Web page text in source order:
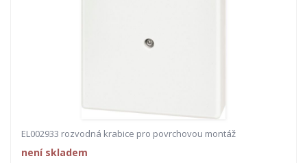
EL002933 rozvodná krabice pro povrchovou montáž
není skladem